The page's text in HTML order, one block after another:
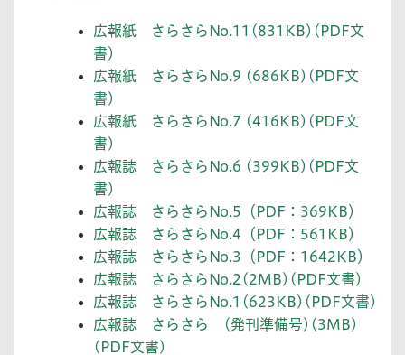
広報紙 さらさらNo.11(831KB)(PDF文
書)
広報紙 さらさらNo.9 (686KB)(PDF文
書)
広報紙 さらさらNo.7 (416KB)(PDF文
書)
広報誌 さらさらNo.6 (399KB)(PDF文
書)
広報誌 さらさらNo.5（PDF：369KB）
広報誌 さらさらNo.4（PDF：561KB）
広報誌 さらさらNo.3（PDF：1642KB）
広報誌 さらさらNo.2(2MB)(PDF文書)
広報誌 さらさらNo.1(623KB)(PDF文書)
広報誌 さらさら (発刊準備号)(3MB)
(PDF文書)